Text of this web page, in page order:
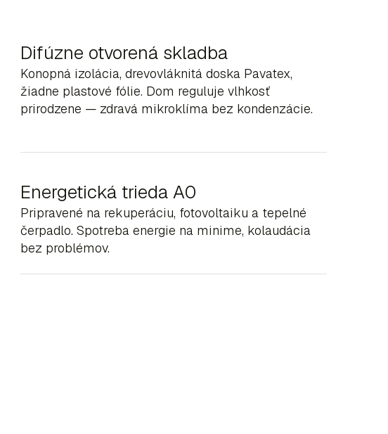
Difúzne otvorená skladba
Konopná izolácia, drevovláknitá doska Pavatex,
žiadne plastové fólie. Dom reguluje vlhkosť
prirodzene — zdravá mikroklíma bez kondenzácie.
Energetická trieda A0
Pripravené na rekuperáciu, fotovoltaiku a tepelné
čerpadlo. Spotreba energie na minime, kolaudácia
bez problémov.